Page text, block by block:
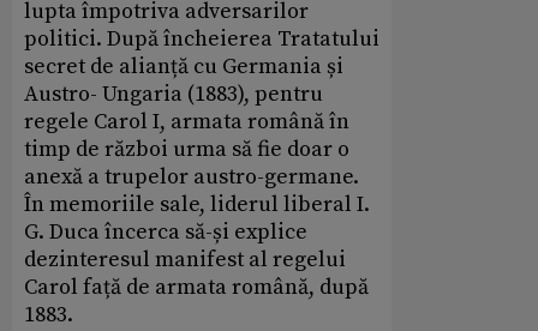
lupta împotriva adversarilor
politici. După încheierea Tratatului
secret de alianță cu Germania și
Austro- Ungaria (1883), pentru
regele Carol I, armata română în
timp de război urma să fie doar o
anexă a trupelor austro-germane.
În memoriile sale, liderul liberal I.
G. Duca încerca să-și explice
dezinteresul manifest al regelui
Carol față de armata română, după
1883.